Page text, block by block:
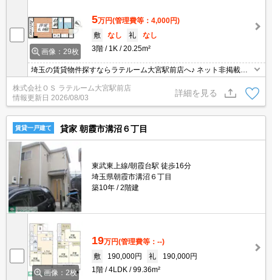
画像：29枚
5万円(管理費等：4,000円)
敷
なし 礼
なし
3階
1K 20.25m²
埼玉の賃貸物件探すならラテルーム大宮駅前店へ♪ ネット非掲載物
件多数ございます！ 【入居審査不安な方】【初期安物件】【クレジ
ット決済可】ご相談ください！！ ※仲介手数料無料 『ご来店初めて
のお客様・当物件を契約に限る』
株式会社ＯＳ ラテルーム大宮駅前店
情報更新日 2026/08/03
詳細を見る
賃貸一戸建て 貸家 朝霞市溝沼６丁目
東武東上線/朝霞台駅 徒歩16分
埼玉県朝霞市溝沼６丁目
築10年
2階建
画像：2枚
19万円(管理費等：--)
敷
190,000円 礼
190,000円
1階
4LDK 99.36m²